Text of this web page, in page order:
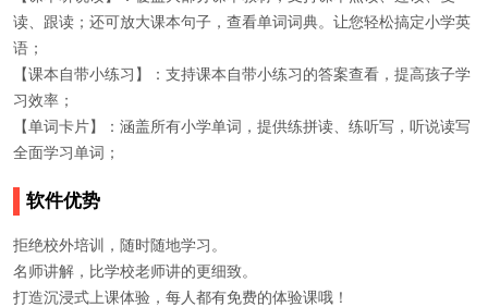
读、跟读；还可放大课本句子，查看单词词典。让您轻松搞定小学英
语；
【课本自带小练习】：支持课本自带小练习的答案查看，提高孩子学
习效率；
【单词卡片】：涵盖所有小学单词，提供练拼读、练听写，听说读写
全面学习单词；
软件优势
拒绝校外培训，随时随地学习。
名师讲解，比学校老师讲的更细致。
打造沉浸式上课体验，每人都有免费的体验课哦！